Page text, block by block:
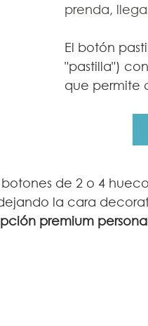
prenda,
El botón
"pastilla")
que permite
de 2 o 4
la cara
premium